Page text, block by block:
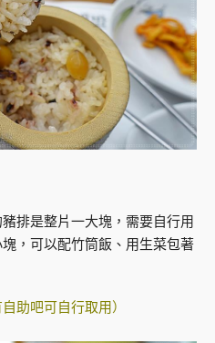
排是整片一大塊，需要自行用
，可以配竹筒飯、用生菜包著
自助吧可自行取用）